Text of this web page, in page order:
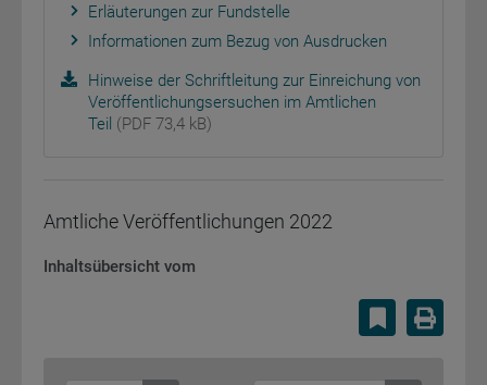
Erläuterungen zur Fundstelle
Informationen zum Bezug von Ausdrucken
Hinweise der Schriftleitung zur Einreichung von
Veröffentlichungsersuchen im Amtlichen
Teil (PDF 73,4 kB)
Amtliche Veröffentlichungen 2022
Inhaltsübersicht vom